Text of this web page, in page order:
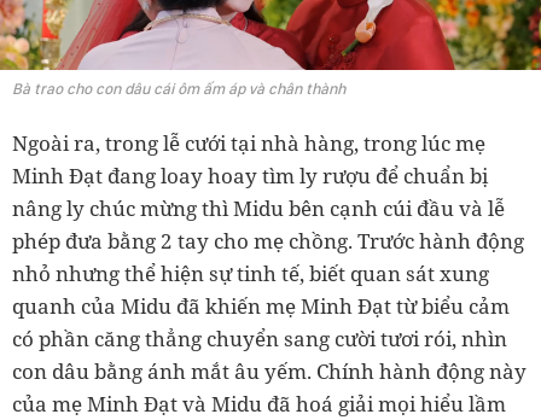
Bà trao cho con dâu cái ôm ấm áp và chân thành
Ngoài ra, trong lễ cưới tại nhà hàng, trong lúc mẹ
Minh Đạt đang loay hoay tìm ly rượu để chuẩn bị
nâng ly chúc mừng thì Midu bên cạnh cúi đầu và lễ
phép đưa bằng 2 tay cho mẹ chồng. Trước hành động
nhỏ nhưng thể hiện sự tinh tế, biết quan sát xung
quanh của Midu đã khiến mẹ Minh Đạt từ biểu cảm
có phần căng thẳng chuyển sang cười tươi rói, nhìn
con dâu bằng ánh mắt âu yếm. Chính hành động này
của mẹ Minh Đạt và Midu đã hoá giải mọi hiểu lầm